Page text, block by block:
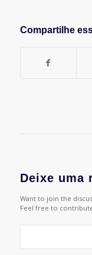
Compartilhe
Deixe uma
Want to join the
Feel free to